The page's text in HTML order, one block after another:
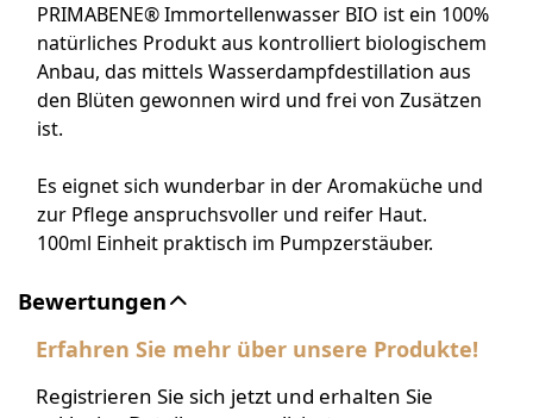
PRIMABENE® Immortellenwasser BIO ist ein 100%
natürliches Produkt aus kontrolliert biologischem
Anbau, das mittels Wasserdampfdestillation aus
den Blüten gewonnen wird und frei von Zusätzen
ist.
Es eignet sich wunderbar in der Aromaküche und
zur Pflege anspruchsvoller und reifer Haut.
100ml Einheit praktisch im Pumpzerstäuber.
Bewertungen
Erfahren Sie mehr über unsere Produkte!
Registrieren Sie sich jetzt und erhalten Sie